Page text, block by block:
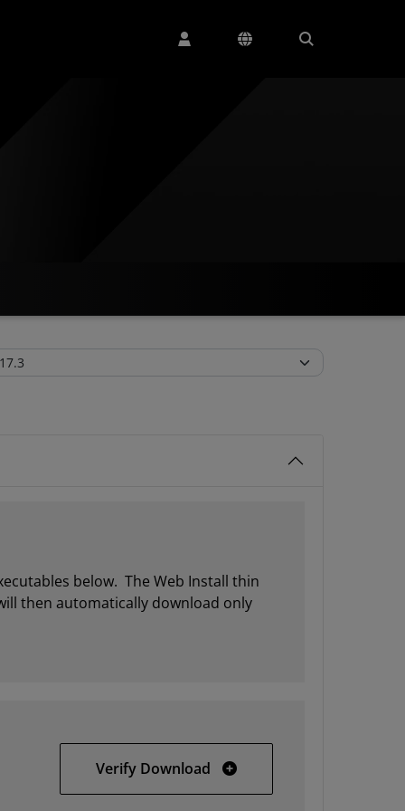
below. The Web Install thin
then automatically download only
Verify Download SDK 2017.3 WebInstall for